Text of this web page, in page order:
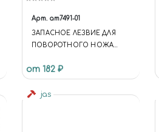
Арт. am7491-01
ЗАПАСНОЕ ЛЕЗВИЕ ДЛЯ
ПОВОРОТНОГО НОЖА
от 182 ₽
jas